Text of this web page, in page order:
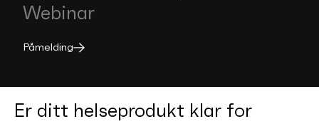
Webinar
Påmelding
Er ditt helseprodukt klar for